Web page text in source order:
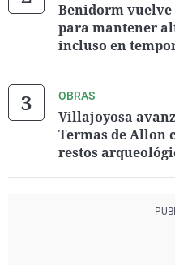
Benidorm vuelve
para mantener
incluso en
OBRAS
Villajoyosa
Termas de Allon
restos